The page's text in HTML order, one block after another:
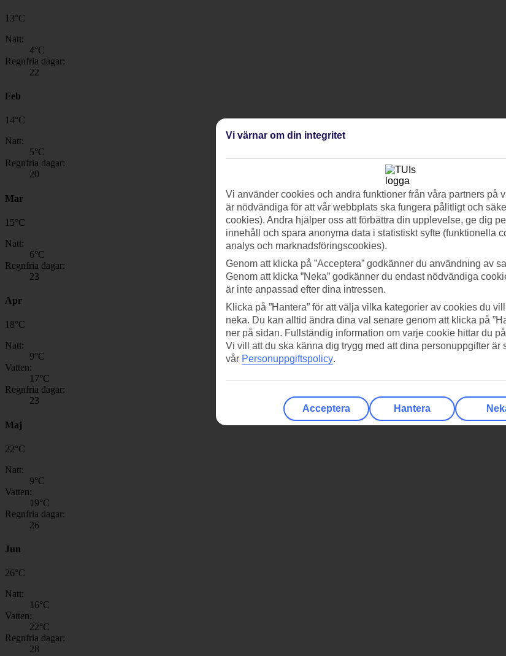
13°C
Natt:
4°C
Regnfria dagar:
22
Feb
14°C
Natt:
5°C
Regnfria dagar:
20
Mar
15°C
Natt:
6°C
Regnfria dagar:
23
Apr
18°C
Natt:
9°C
Vatten:
17°C
Regnfria dagar:
23
Maj
22°C
Natt:
9°C
Vatten:
19°C
Regnfria dagar:
26
Jun
26°C
Natt:
16°C
Vatten:
22°C
Regnfria dagar:
28
Vi värnar om din integritet
Vi använder cookies och andra funktioner från våra partners på
är nödvändiga för att vår webbplats ska fungera pålitligt och
cookies). Andra hjälper oss att förbättra din upplevelse, ge dig
innehåll och spara anonyma data i statistiskt syfte (funktionella
analys och marknadsföringscookies).
Genom att klicka på ”Acceptera” godkänner du användning av
Genom att klicka ”Neka” godkänner du endast nödvändiga
är inte anpassad efter dina intressen.
Klicka på ”Hantera” för att välja vilka kategorier av cookies du
neka. Du kan alltid ändra dina val senare genom att klicka på
ner på sidan. Fullständig information om varje cookie hittar du
Vi vill att du ska känna dig trygg med att dina personuppgifter är
vår Personuppgiftspolicy.
Acceptera Hantera